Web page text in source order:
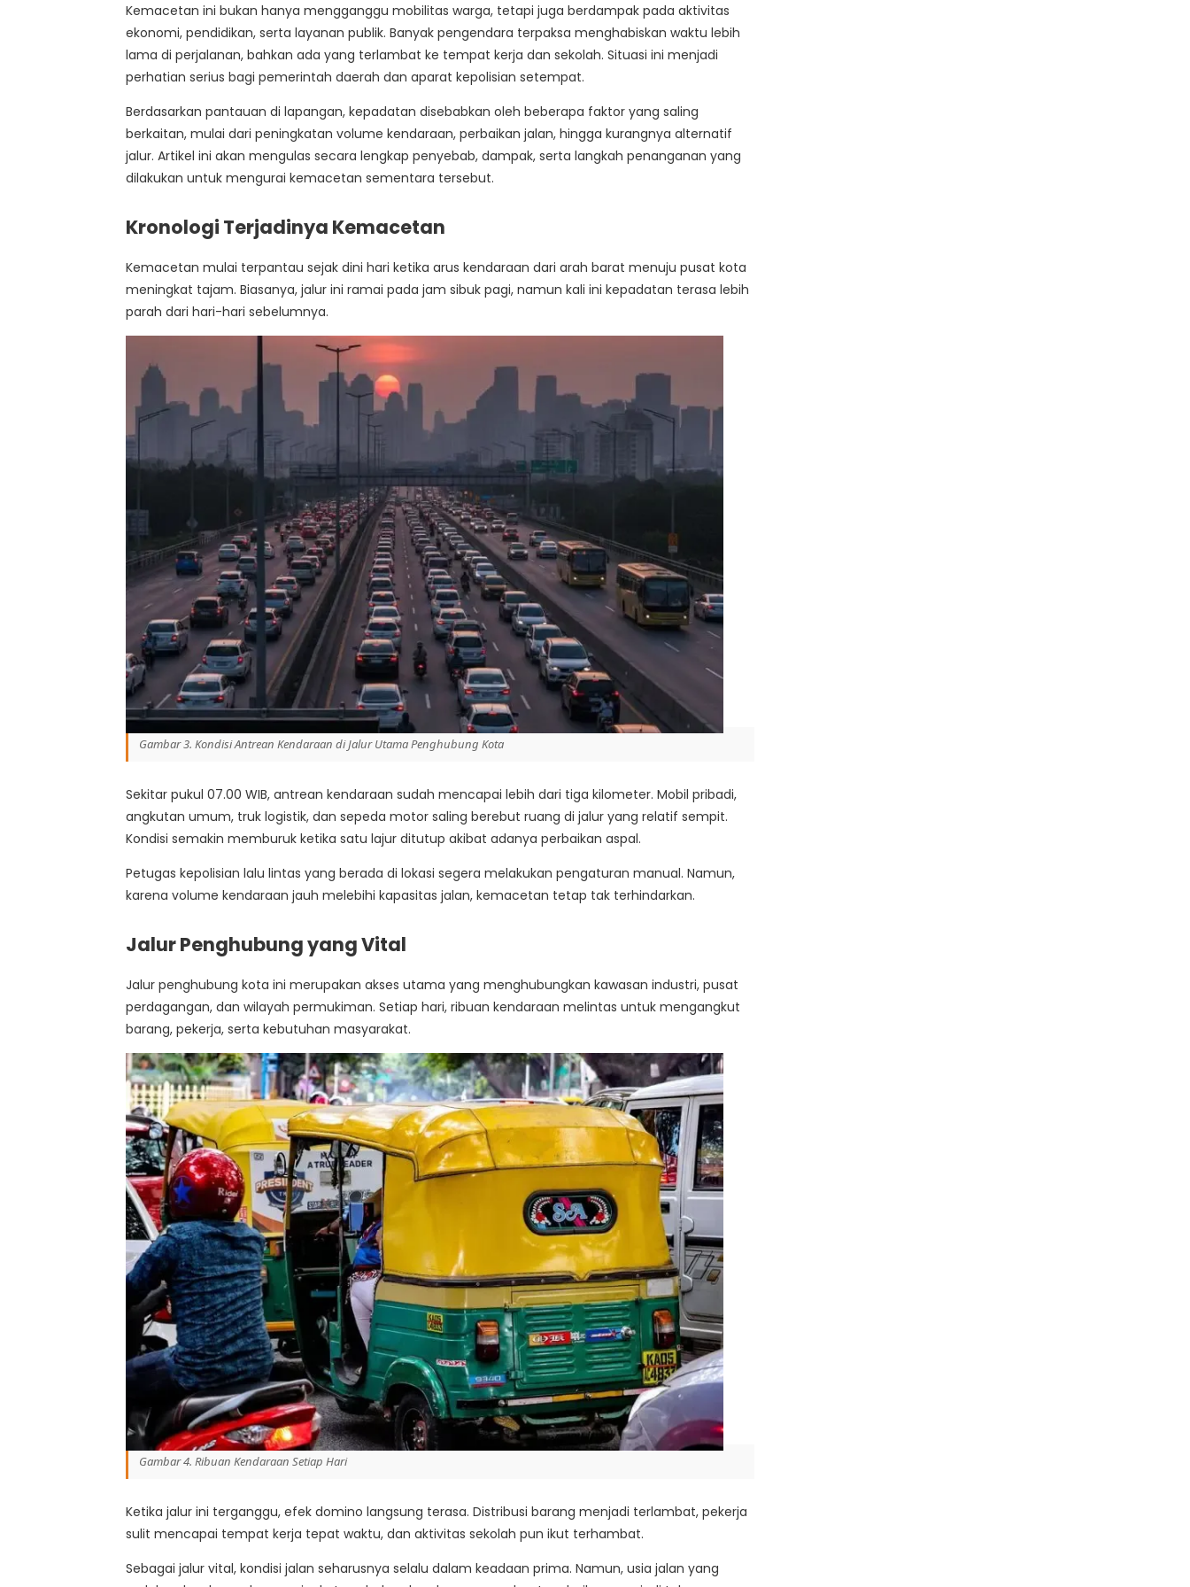
Kemacetan ini bukan hanya mengganggu mobilitas warga, tetapi juga berdampak pada aktivitas
ekonomi, pendidikan, serta layanan publik. Banyak pengendara terpaksa menghabiskan waktu lebih
lama di perjalanan, bahkan ada yang terlambat ke tempat kerja dan sekolah. Situasi ini menjadi
perhatian serius bagi pemerintah daerah dan aparat kepolisian setempat.
Berdasarkan pantauan di lapangan, kepadatan disebabkan oleh beberapa faktor yang saling
berkaitan, mulai dari peningkatan volume kendaraan, perbaikan jalan, hingga kurangnya alternatif
jalur. Artikel ini akan mengulas secara lengkap penyebab, dampak, serta langkah penanganan yang
dilakukan untuk mengurai kemacetan sementara tersebut.
Kronologi Terjadinya Kemacetan
Kemacetan mulai terpantau sejak dini hari ketika arus kendaraan dari arah barat menuju pusat kota
meningkat tajam. Biasanya, jalur ini ramai pada jam sibuk pagi, namun kali ini kepadatan terasa lebih
parah dari hari-hari sebelumnya.
Gambar 3. Kondisi Antrean Kendaraan di Jalur Utama Penghubung Kota
Sekitar pukul 07.00 WIB, antrean kendaraan sudah mencapai lebih dari tiga kilometer. Mobil pribadi,
angkutan umum, truk logistik, dan sepeda motor saling berebut ruang di jalur yang relatif sempit.
Kondisi semakin memburuk ketika satu lajur ditutup akibat adanya perbaikan aspal.
Petugas kepolisian lalu lintas yang berada di lokasi segera melakukan pengaturan manual. Namun,
karena volume kendaraan jauh melebihi kapasitas jalan, kemacetan tetap tak terhindarkan.
Jalur Penghubung yang Vital
Jalur penghubung kota ini merupakan akses utama yang menghubungkan kawasan industri, pusat
perdagangan, dan wilayah permukiman. Setiap hari, ribuan kendaraan melintas untuk mengangkut
barang, pekerja, serta kebutuhan masyarakat.
Gambar 4. Ribuan Kendaraan Setiap Hari
Ketika jalur ini terganggu, efek domino langsung terasa. Distribusi barang menjadi terlambat, pekerja
sulit mencapai tempat kerja tepat waktu, dan aktivitas sekolah pun ikut terhambat.
Sebagai jalur vital, kondisi jalan seharusnya selalu dalam keadaan prima. Namun, usia jalan yang